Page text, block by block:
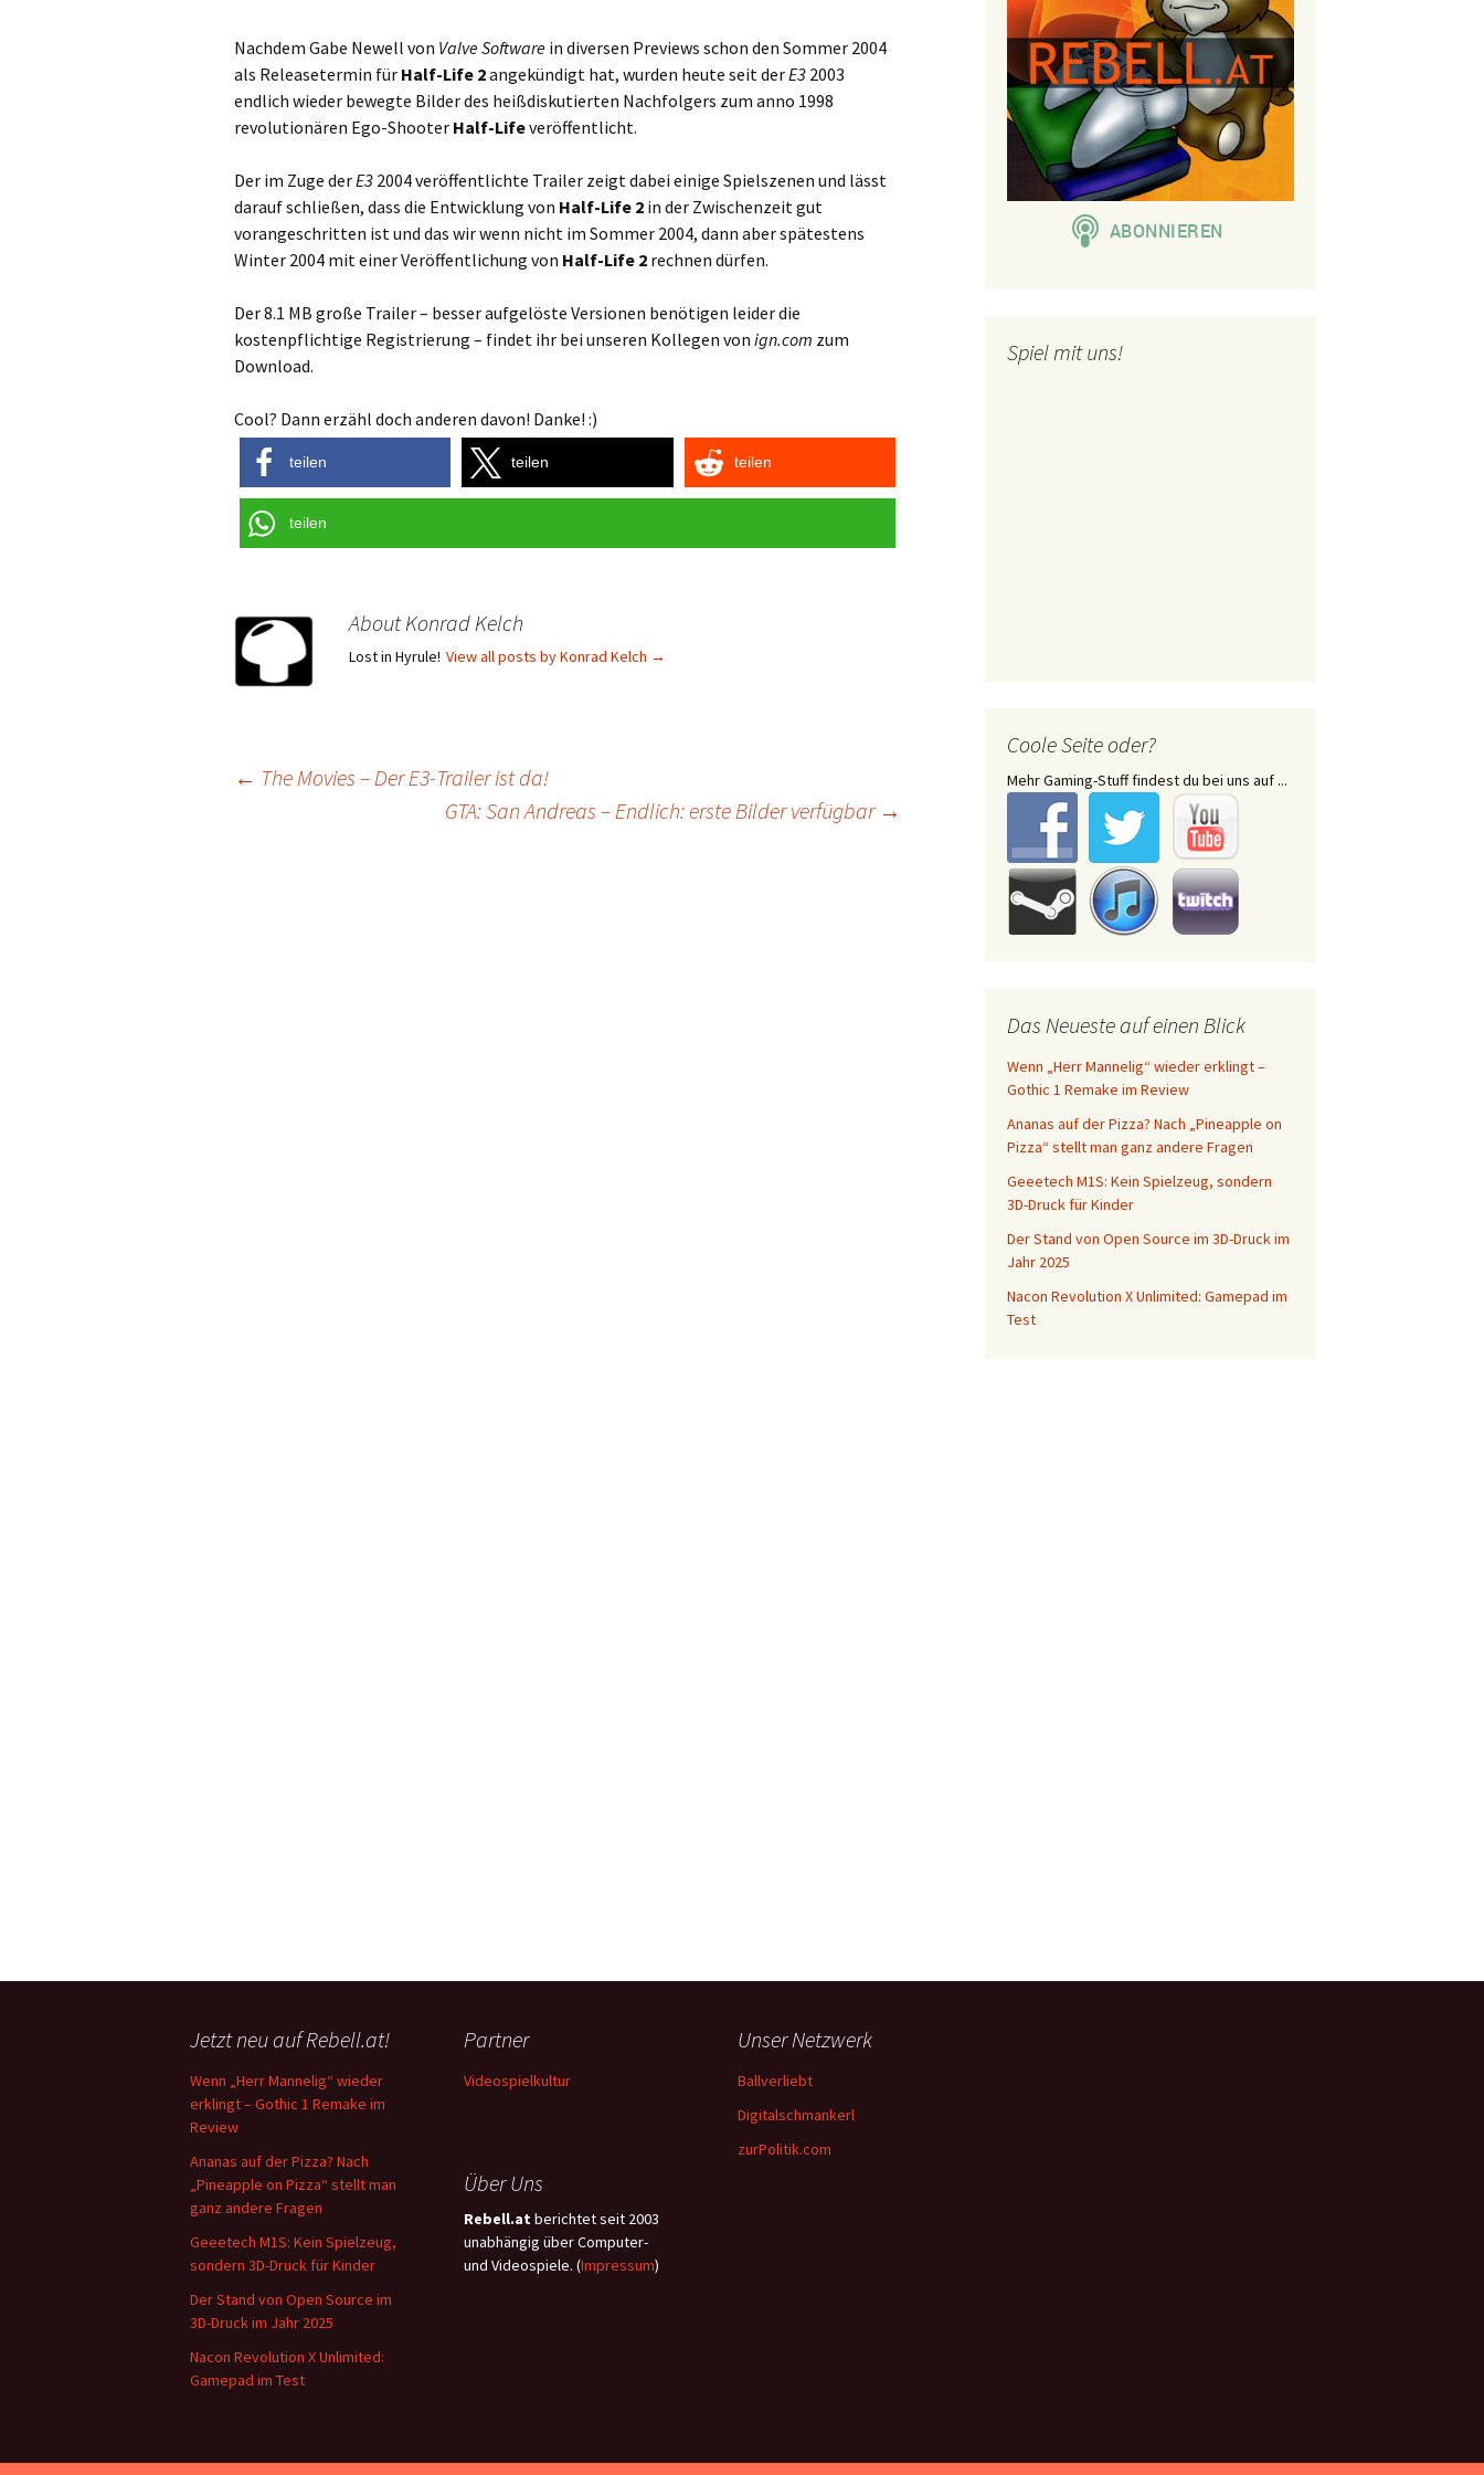
Nachdem Gabe Newell von Valve Software in diversen Previews schon den Sommer 2004
als Releasetermin für Half-Life 2angekündigt hat, wurden heute seit derE3 2003
endlich wieder bewegte Bilder des heißdiskutierten Nachfolgers zum anno 1998
revolutionären Ego-Shooter Half-Lifeveröffentlicht.
Der im Zuge derE3 2004 veröffentlichte Trailer zeigt dabei einige Spielszenen und lässt
darauf schließen, dass die Entwicklung von Half-Life 2 in der Zwischenzeit gut
vorangeschritten ist und das wir wenn nicht im Sommer 2004, dann aber spätestens
Winter 2004 mit einer Veröffentlichung von Half-Life 2 rechnen dürfen.
Der 8.1 MB große Trailer – besser aufgelöste Versionen benötigen leider die
kostenpflichtige Registrierung – findet ihr bei unseren Kollegen von ign.com zum
Download.
Cool? Dann erzähl doch anderen davon! Danke! :)
teilen teilen teilen
teilen
About Konrad Kelch
Lost in Hyrule! View all posts by Konrad Kelch →
← The Movies – Der E3-Trailer ist da!
GTA: San Andreas – Endlich: erste Bilder verfügbar →
Spiel mit uns!
Coole Seite oder?
Mehr Gaming-Stuff findest du bei uns auf ...
Das Neueste auf einen Blick
Wenn „Herr Mannelig“ wieder erklingt –
Gothic 1 Remake im Review
Ananas auf der Pizza? Nach „Pineapple on
Pizza“ stellt man ganz andere Fragen
Geeetech M1S: Kein Spielzeug, sondern
3D-Druck für Kinder
Der Stand von Open Source im 3D-Druck im
Jahr 2025
Nacon Revolution X Unlimited: Gamepad im
Test
Jetzt neu auf Rebell.at!
Wenn „Herr Mannelig“ wieder
erklingt – Gothic 1 Remake im
Review
Ananas auf der Pizza? Nach
„Pineapple on Pizza“ stellt man
ganz andere Fragen
Geeetech M1S: Kein Spielzeug,
sondern 3D-Druck für Kinder
Der Stand von Open Source im
3D-Druck im Jahr 2025
Nacon Revolution X Unlimited:
Gamepad im Test
Partner
Videospielkultur
Unser Netzwerk
Ballverliebt
Digitalschmankerl
zurPolitik.com
Über Uns
Rebell.at berichtet seit 2003
unabhängig über Computer-
und Videospiele. (Impressum)